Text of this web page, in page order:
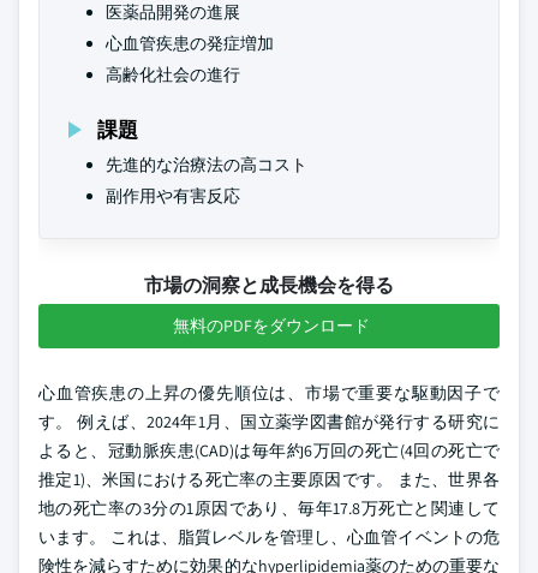
医薬品開発の進展
心血管疾患の発症増加
高齢化社会の進行
課題
先進的な治療法の高コスト
副作用や有害反応
市場の洞察と成長機会を得る
無料のPDFをダウンロード
心血管疾患の上昇の優先順位は、市場で重要な駆動因子で
す。 例えば、2024年1月、国立薬学図書館が発行する研究に
よると、冠動脈疾患(CAD)は毎年約6万回の死亡(4回の死亡で
推定1)、米国における死亡率の主要原因です。 また、世界各
地の死亡率の3分の1原因であり、毎年17.8万死亡と関連して
います。 これは、脂質レベルを管理し、心血管イベントの危
険性を減らすために効果的なhyperlipidemia薬のための重要な